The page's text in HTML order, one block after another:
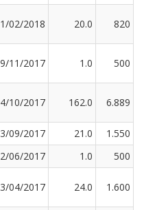
02/2018 20.0 820
11/2017 1.0 500
10/2017 162.0 6.889
09/2017 21.0
1.550
06/2017 1.0
500
04/2017 24.0 1.600